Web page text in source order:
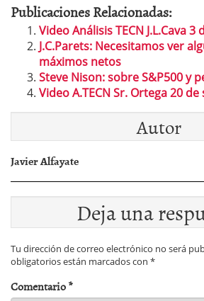
Publicaciones Relacionadas:
Video Análisis TECN J.L.Cava
J.C.Parets: Necesitamos ver
máximos netos
Steve Nison: sobre S&P500 y
Video A.TECN Sr. Ortega 20
Autor
Javier Alfayate
Deja una
Tu dirección de correo electrónico no será
obligatorios están marcados con *
Comentario*